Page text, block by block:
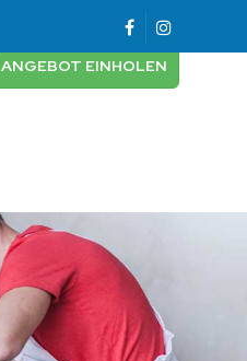
ANGEBOT EINHOLEN